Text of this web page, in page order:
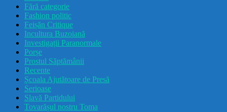
Fără categorie
Fashion politic
Feișăn Critique
Incultura Buzoiană
Investigații Paranormale
Porșe
Prostul Săptămânii
Recente
Școala Ajutătoare de Presă
Serioase
Slavă Partidului
Tovarășul nostru Toma